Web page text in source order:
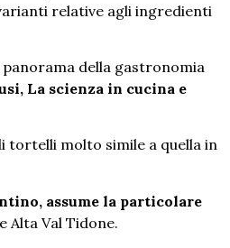
relative agli ingredienti
della gastronomia
La scienza in cucina e
molto simile a quella in
assume la particolare
Alta Val Tidone.